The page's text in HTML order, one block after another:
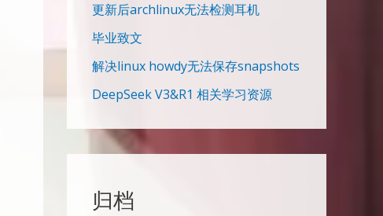
更新后archlinux无法检测耳机
毕业致文
解决linux howdy无法保存snapshots
DeepSeek V3&R1 相关学习资源
归档